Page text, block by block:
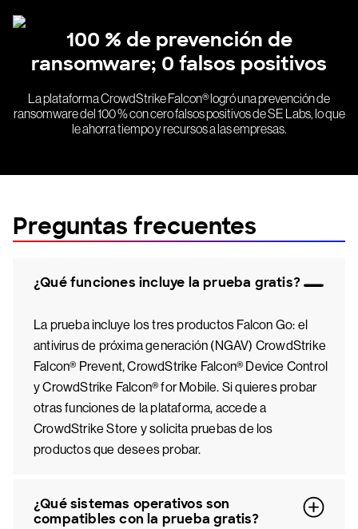
100 % de prevención de
ransomware; 0 falsos positivos
La plataforma CrowdStrike Falcon® logró una prevención de
ransomware del 100 % con cero falsos positivos de SE Labs, lo que
le ahorra tiempo y recursos a las empresas.
Preguntas frecuentes
¿Qué funciones incluye la prueba gratis?
La prueba incluye los tres productos Falcon Go: el
antivirus de próxima generación (NGAV) CrowdStrike
Falcon® Prevent, CrowdStrike Falcon® Device Control
y CrowdStrike Falcon® for Mobile. Si quieres probar
otras funciones de la plataforma, accede a
CrowdStrike Store y solicita pruebas de los
productos que desees probar.
¿Qué sistemas operativos son
compatibles con la prueba gratis?